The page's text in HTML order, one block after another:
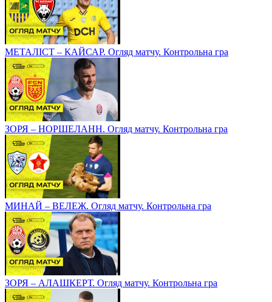
МЕТАЛІСТ – КАЙСАР. Огляд матчу. Контрольна гра
ЗОРЯ – НОРШЕЛАНН. Огляд матчу. Контрольна гра
МИНАЙ – ВЕЛЕЖ. Огляд матчу. Контрольна гра
ЗОРЯ – АЛАШКЕРТ. Огляд матчу. Контрольна гра